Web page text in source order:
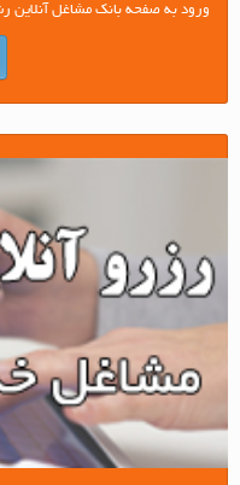
ورود به صفحه بانک مشاغل آنلاین رشت